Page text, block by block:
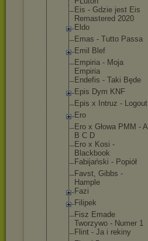
Eis - Gdzie jest Eis
Remastered 2020
Eldo
Emas - Tutto Passa
Emil Blef
Empiria - Moja
Empiria
Endefis - Taki Będe
Epis Dym KNF
Epis x Intruz - Logout
Ero
Ero x Głowa PMM - A
B C D
Ero x Kosi -
Blackbook
Fabijański - Popiół
Favst, Gibbs -
Hample
Fazi
Filipek
Fisz Emade
Tworzywo - Numer 1
Flint - Ja i rekiny